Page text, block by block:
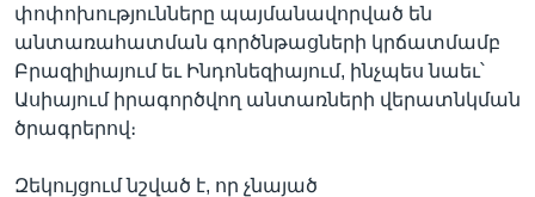
Լեզուներ
փոփոխությունները պայմանավորված են
անտառահատման գործնթացների կրճատմամբ
Բրազիլիայում եւ Ինդոնեզիայում, ինչպես նաեւ՝
Ասիայում իրագործվող անտառների վերատնկման
ծրագրերով։
Զեկույցում նշված է, որ չնայած